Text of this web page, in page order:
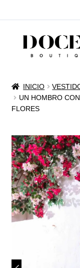
SALTAR
VENTA
VESTIDOS DE
OTROS
ACCESORIOS
INICIO
UN HOMBRO
FLORES